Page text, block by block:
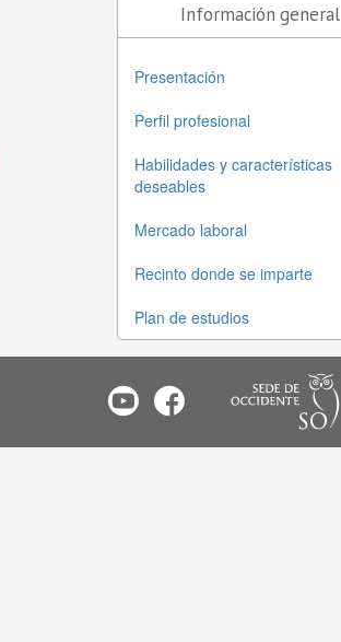
Información general
Presentación
Perfil profesional
Habilidades y características
deseables
Mercado laboral
Recinto donde se imparte
Plan de estudios